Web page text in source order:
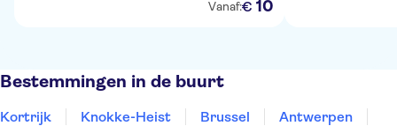
Vanaf:€ 10
Bestemmingen in de buurt
Kortrijk Knokke-Heist Brussel
Antwerpen